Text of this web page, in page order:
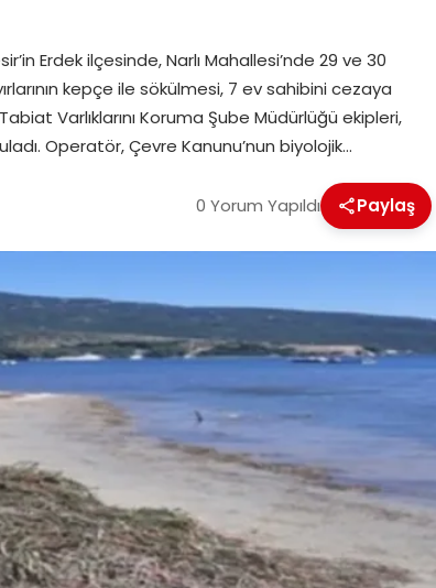
Erdek ilçesinde, Narlı Mahallesi’nde 29 ve 30
kepçe ile sökülmesi, 7 ev sahibini cezaya
Varlıklarını Koruma Şube Müdürlüğü ekipleri,
Operatör, Çevre Kanunu’nun biyolojik…
0 Yorum Yapıldı Paylaş